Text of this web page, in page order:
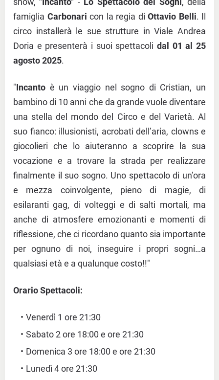
famiglia Carbonari con la regia di Ottavio Belli. Il
circo installerà le sue strutture in Viale Andrea
Doria e presenterà i suoi spettacoli dal 01 al 25
agosto 2025.
"Incanto è un viaggio nel sogno di Cristian, un
bambino di 10 anni che da grande vuole diventare
una stella del mondo del Circo e del Varietà. Al
suo fianco: illusionisti, acrobati dell’aria, clowns e
giocolieri che lo aiuteranno a scoprire la sua
vocazione e a trovare la strada per realizzare
finalmente il suo sogno. Uno spettacolo di un’ora
e mezza coinvolgente, pieno di magie, di
esilaranti gag, di volteggi e di salti mortali, ma
anche di atmosfere emozionanti e momenti di
riflessione, che ci ricordano quanto sia importante
per ognuno di noi, inseguire i propri sogni…a
qualsiasi età e a qualunque costo!!"
Orario Spettacoli:
Venerdì 1 ore 21:30
Sabato 2 ore 18:00 e ore 21:30
Domenica 3 ore 18:00 e ore 21:30
Lunedì 4 ore 21:30